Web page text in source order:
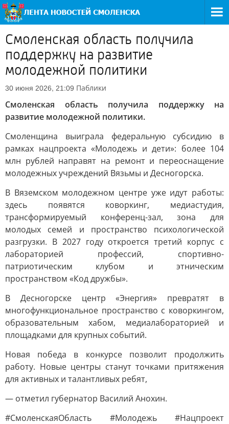
Смоленская область получила
поддержку на развитие
молодежной политики
30 июня 2026, 21:09 Паблики
Смоленская область получила поддержку на
развитие молодежной политики.
Смоленщина выиграла федеральную субсидию в
рамках нацпроекта «Молодежь и дети»: более 104
млн рублей направят на ремонт и переоснащение
молодежных учреждений Вязьмы и Десногорска.
В Вяземском молодежном центре уже идут работы:
здесь появятся коворкинг, медиастудия,
трансформируемый конференц-зал, зона для
молодых семей и пространство психологической
разгрузки. В 2027 году откроется третий корпус с
лабораторией профессий, спортивно-
патриотическим клубом и этническим
пространством «Код дружбы».
В Десногорске центр «Энергия» превратят в
многофункциональное пространство с коворкингом,
образовательным хабом, медиалабораторией и
площадками для крупных событий.
Новая победа в конкурсе позволит продолжить
работу. Новые центры станут точками притяжения
для активных и талантливых ребят,
— отметил губернатор Василий Анохин.
#СмоленскаяОбласть #Молодежь #Нацпроект